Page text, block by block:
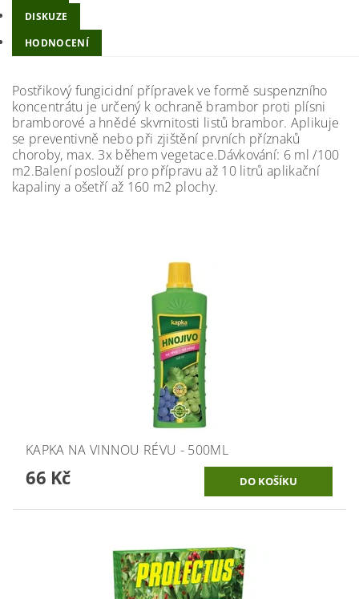
DISKUZE
HODNOCENÍ
Postřikový fungicidní přípravek ve formě suspenzního
koncentrátu je určený k ochraně brambor proti plísni
bramborové a hnědé skvrnitosti listů brambor. Aplikuje
se preventivně nebo při zjištění prvních příznaků
choroby, max. 3x během vegetace.Dávkování: 6 ml /100
m2.Balení poslouží pro přípravu až 10 litrů aplikační
kapaliny a ošetří až 160 m2 plochy.
KAPKA NA VINNOU RÉVU - 500ML
66 Kč